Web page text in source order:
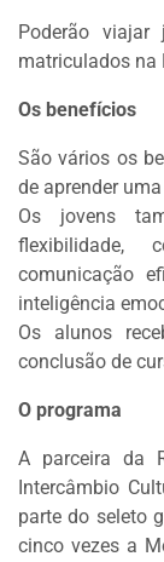
Poderão
matriculados na
Os benefícios
São vários os
de aprender
Os jovens
flexibilidade,
comunicação
inteligência
Os alunos
conclusão de
O programa
A parceira da
Intercâmbio
parte do seleto
cinco vezes a